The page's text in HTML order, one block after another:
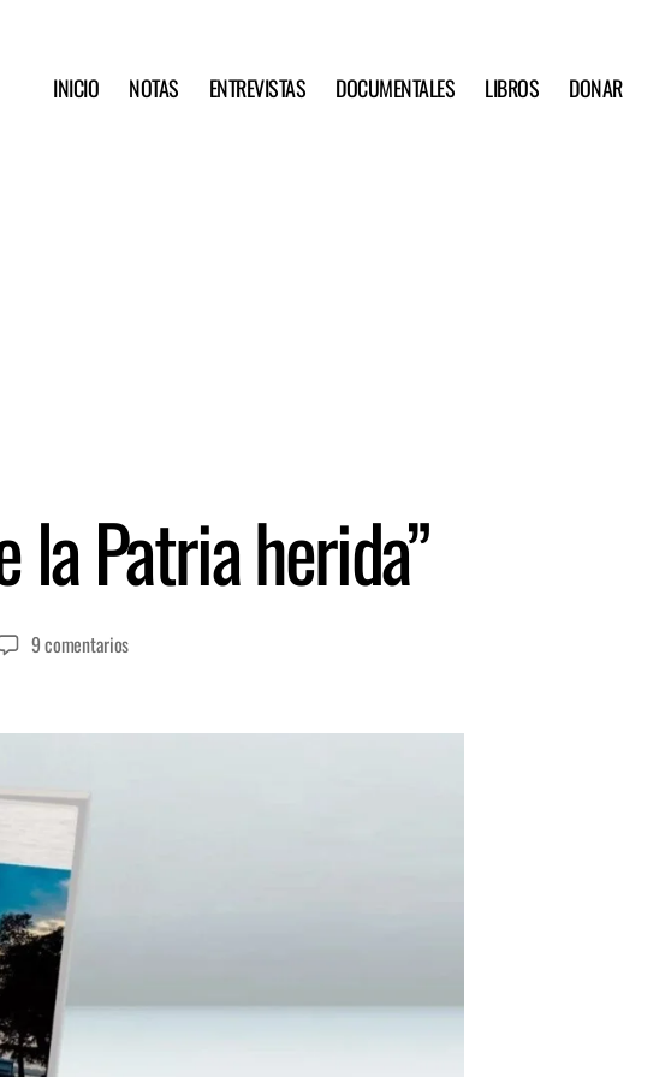
INICIO NOTAS ENTREVISTAS DOCUMENTALES LIBROS DONAR
la Patria herida”
9 comentarios